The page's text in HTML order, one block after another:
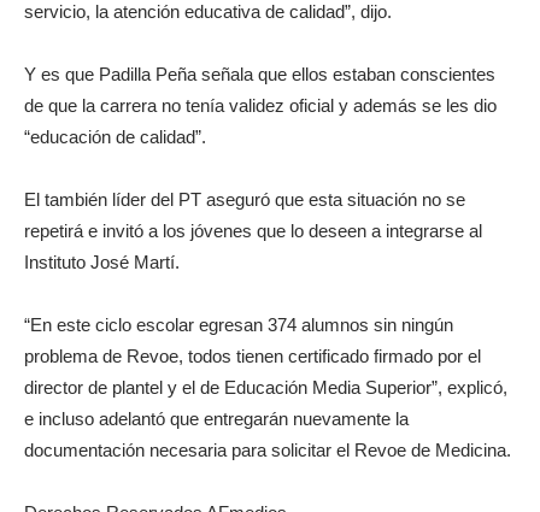
servicio, la atención educativa de calidad”, dijo.
Y es que Padilla Peña señala que ellos estaban conscientes
de que la carrera no tenía validez oficial y además se les dio
“educación de calidad”.
El también líder del PT aseguró que esta situación no se
repetirá e invitó a los jóvenes que lo deseen a integrarse al
Instituto José Martí.
“En este ciclo escolar egresan 374 alumnos sin ningún
problema de Revoe, todos tienen certificado firmado por el
director de plantel y el de Educación Media Superior”, explicó,
e incluso adelantó que entregarán nuevamente la
documentación necesaria para solicitar el Revoe de Medicina.